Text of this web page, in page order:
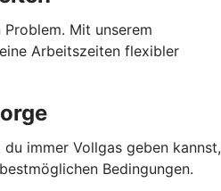
Mit unserem
Arbeitszeiten flexibler
immer Vollgas geben kannst,
Bedingungen.